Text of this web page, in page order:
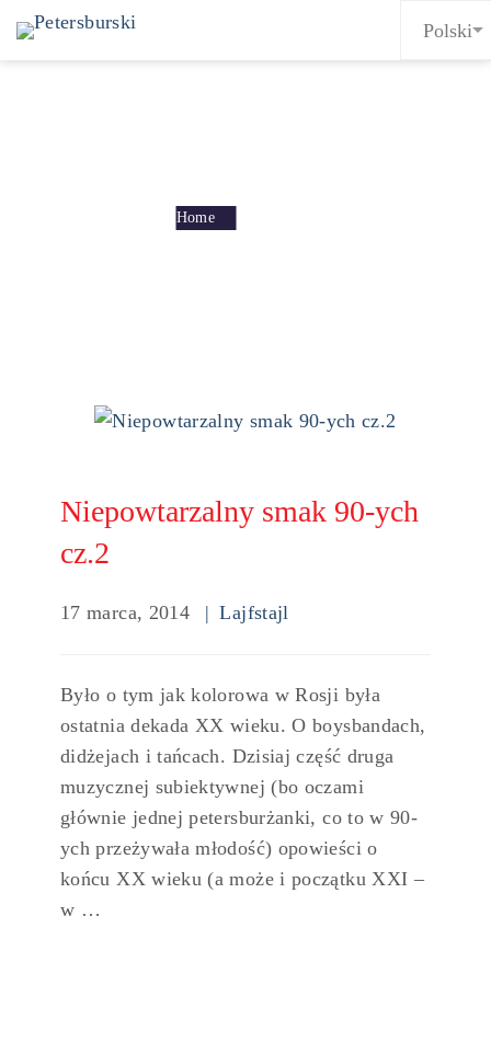
Home
Niepowtarzalny smak 90-ych
cz.2
17 marca, 2014 Lajfstajl
Było o tym jak kolorowa w Rosji była
ostatnia dekada XX wieku. O boysbandach,
didżejach i tańcach. Dzisiaj część druga
muzycznej subiektywnej (bo oczami
głównie jednej petersburżanki, co to w 90-
ych przeżywała młodość) opowieści o
końcu XX wieku (a może i początku XXI –
w …